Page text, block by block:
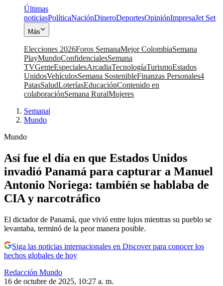
Últimas
noticiasPolíticaNaciónDineroDeportesOpiniónImpresaJet Set
Más
Elecciones 2026Foros SemanaMejor ColombiaSemana
PlayMundoConfidencialesSemana
TVGenteEspecialesArcadiaTecnologíaTurismoEstados
UnidosVehículosSemana SostenibleFinanzas Personales4
PatasSaludLoteríasEducaciónContenido en
colaboraciónSemana RuralMujeres
Semana|
Mundo
Mundo
Así fue el día en que Estados Unidos
invadió Panamá para capturar a Manuel
Antonio Noriega: también se hablaba de
CIA y narcotráfico
El dictador de Panamá, que vivió entre lujos mientras su pueblo se
levantaba, terminó de la peor manera posible.
Siga las noticias internacionales en Discover para conocer los
hechos globales de hoy
Redacción Mundo
16 de octubre de 2025, 10:27 a. m.